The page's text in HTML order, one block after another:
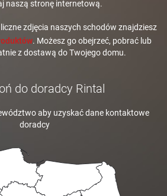
naszą stronę internetową.
zdjęcia naszych schodów znajdziesz
. Możesz go obejrzeć, pobrać lub
z dostawą do Twojego domu.
do doradcy Rintal
aby uzyskać dane kontaktowe
doradcy